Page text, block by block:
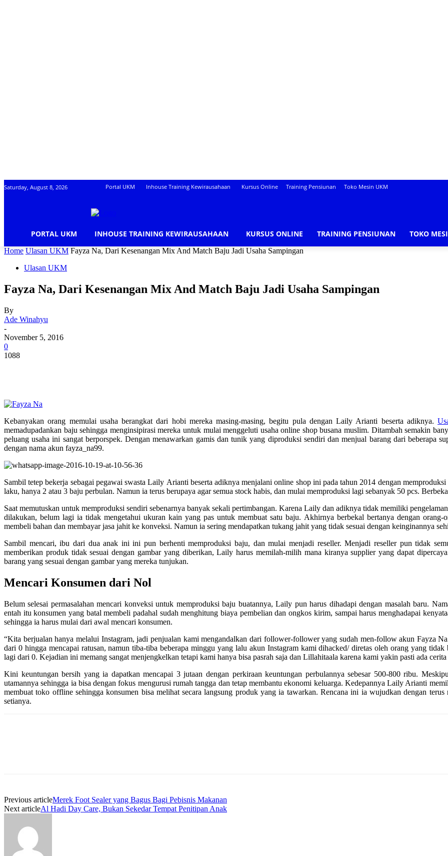
Saturday, August 8, 2026 Portal UKM Inhouse Training Kewirausahaan Kursus Online Training Pensiunan Toko Mesin UKM
PORTAL UKM INHOUSE TRAINING KEWIRAUSAHAAN KURSUS ONLINE TRAINING PENSIUNAN TOKO
Home Ulasan UKM Fayza Na, Dari Kesenangan Mix And Match Baju Jadi Usaha Sampingan
Ulasan UKM
Fayza Na, Dari Kesenangan Mix And Match Baju Jadi Usaha Sampingan
By
Ade Winahyu
-
November 5, 2016
0
1088
Kebanyakan orang memulai usaha berangkat dari hobi mereka masing-masing, begitu pula dengan Laily Arianti beserta adiknya.
memadupadankan baju sehingga menginsipirasi mereka untuk mulai menggeluti usaha online shop busana muslim. Ditambah semakin
peluang usaha ini sangat berporspek. Dengan menawarkan gamis dan tunik yang diproduksi sendiri dan menjual barang dari beberapa
dengan nama akun fayza_na99.
Sambil tetep bekerja sebagai pegawai swasta Laily Arianti beserta adiknya menjalani online shop ini pada tahun 2014 dengan
laku, hanya 2 atau 3 baju perbulan. Namun ia terus berupaya agar semua stock habis, dan mulai memproduksi lagi sebanyak 50 pcs.
Saat memutuskan untuk memproduksi sendiri sebenarnya banyak sekali pertimbangan. Karena Laily dan adiknya tidak memiliki
dilakukan, belum lagi ia tidak mengetahui ukuran kain yang pas untuk membuat satu baju. Akhirnya berbekal bertanya dengan
membeli bahan dan membayar jasa jahit ke konveksi. Namun ia sering mendapatkan tukang jahit yang tidak sesuai dengan keinginannya
Sambil mencari, ibu dari dua anak ini ini pun berhenti memproduksi baju, dan mulai menjadi reseller. Menjadi reseller pun tidak
memberikan produk tidak sesuai dengan gambar yang diberikan, Laily harus memilah-milih mana kiranya supplier yang dapat
barang yang sesuai dengan gambar yang mereka tunjukan.
Mencari Konsumen dari Nol
Belum selesai permasalahan mencari konveksi untuk memproduksi baju buatannya, Laily pun harus dihadapi dengan masalah baru.
entah itu konsumen yang batal membeli padahal sudah menghitung biaya pembelian dan ongkos kirim, sampai harus menghadapai
sehingga ia harus mulai dari awal mencari konsumen.
“Kita berjualan hanya melalui Instagram, jadi penjualan kami mengandalkan dari follower-follower yang sudah men-follow akun Fayza
dari 0 hingga mencapai ratusan, namun tiba-tiba beberapa minggu yang lalu akun Instagram kami dihacked/ diretas oleh orang yang
lagi dari 0. Kejadian ini memang sangat menjengkelkan tetapi kami hanya bisa pasrah saja dan Lillahitaala karena kami yakin pasti ada
Kini keuntungan bersih yang ia dapatkan mencapai 3 jutaan dengan perkiraan keuntungan perbulannya sebesar 500-800 ribu.
utamannya sehingga ia bisa dengan fokus mengurusi rumah tangga dan tetap membantu ekonomi keluarga. Kedepannya Laily Arianti
membuat toko offline sehingga konsumen bisa melihat secara langsung produk yang ia tawarkan. Rencana ini ia wujudkan dengan
setianya.
Previous articleMerek Foot Sealer yang Bagus Bagi Pebisnis Makanan
Next articleAl Hadi Day Care, Bukan Sekedar Tempat Penitipan Anak